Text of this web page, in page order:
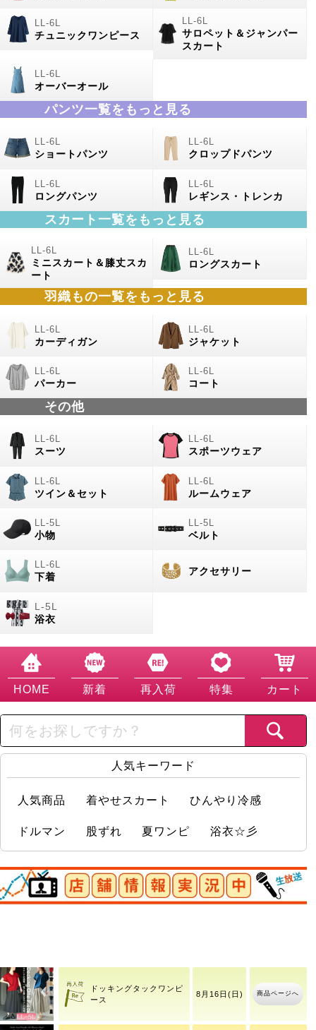
チュニックワンピース
サロペット＆ジャンパー
スカート
オーバーオール
パンツ一覧をもっと見る
ショートパンツ クロップドパンツ
ロングパンツ レギンス・トレンカ
スカート一覧をもっと見る
ミニスカート＆膝丈スカ
ート
ロングスカート
羽織もの一覧をもっと見る
カーディガン ジャケット
パーカー コート
その他
スーツ スポーツウェア
ツイン＆セット ルームウェア
小物 ベルト
下着
アクセサリー
浴衣
HOME 新着 再入荷 特集 カート
人気キーワード
人気商品 着やせスカート ひんやり冷感
ドルマン 股ずれ 夏ワンピ 浴衣☆彡
店舗情報実況中
ドッキングタックワンピ
ース
8月16日(日) 商品ページへ